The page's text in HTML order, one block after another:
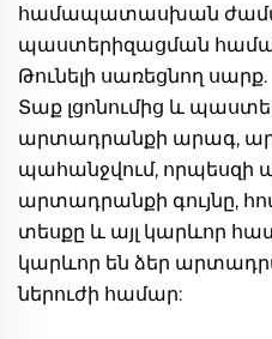
համապատասխան
պաստերիզացման
Թունելի սառեցնող սարք.
Տաք լցոնումից և
արտադրանքի արագ,
պահանջվում, որպեսզի
արտադրանքի գույնը,
տեսքը և այլ կարևոր
կարևոր են ձեր
ներուժի համար: